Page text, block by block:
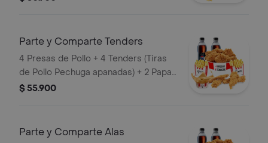
Parte y Comparte Tenders
4 Presas de Pollo + 4 Tenders (Tiras
de Pollo Pechuga apanadas) + 2 Papas
Pequeñas + 1 Balde de Salsa 100g + 2
$ 55.900
Parte y Comparte Alas